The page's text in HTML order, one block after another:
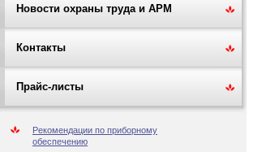
Новости охраны труда и АРМ
Контакты
Прайс-листы
Рекомендации по приборному
обеспечению